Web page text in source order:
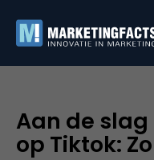
Aan de
op Tiktok: